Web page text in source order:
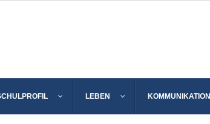
LEBEN KOMMUNIKATION